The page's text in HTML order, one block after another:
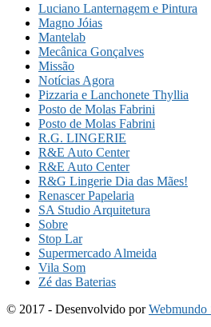
Luciano Lanternagem e Pintura
Magno Jóias
Mantelab
Mecânica Gonçalves
Missão
Notícias Agora
Pizzaria e Lanchonete Thyllia
Posto de Molas Fabrini
Posto de Molas Fabrini
R.G. LINGERIE
R&E Auto Center
R&E Auto Center
R&G Lingerie Dia das Mães!
Renascer Papelaria
SA Studio Arquitetura
Sobre
Stop Lar
Supermercado Almeida
Vila Som
Zé das Baterias
© 2017 - Desenvolvido porWebmundo